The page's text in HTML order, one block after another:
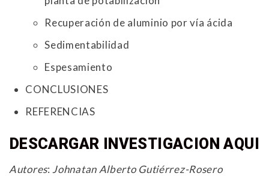
Recuperación de aluminio por vía ácida
Sedimentabilidad
Espesamiento
CONCLUSIONES
REFERENCIAS
DESCARGAR INVESTIGACION AQUI
Autores: Johnatan Alberto Gutiérrez-Rosero